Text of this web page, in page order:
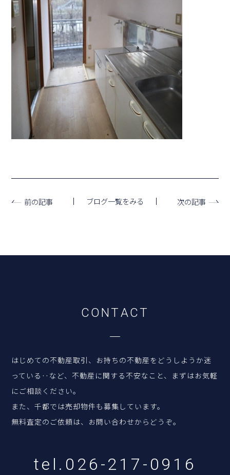
前の記事 ブログ一覧をみる 次の記事
CONTACT
はじめての不動産取引、お持ちの不動産をどうしようか迷
っている‥など、 不動産に関する不安なこと、まずはお気軽
にご相談ください。
また、千都では売却物件も募集しています。
無料査定のご依頼は、お問い合わせからどうぞ。
tel.026-217-0916